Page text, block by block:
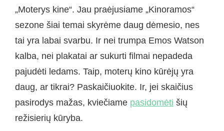
„Moterys kine“. Jau praėjusiame „Kinoramos“
sezone šiai temai skyrėme daug dėmesio, nes
tai yra labai svarbu. Ir nei trumpa Emos Watson
kalba, nei plakatai ar sukurti filmai nepadeda
pajudėti ledams. Taip, moterų kino kūrėjų yra
daug, ar tikrai? Paskaičiuokite. Ir, jei skaičius
pasirodys mažas, kviečiame pasidomėti šių
režisierių kūryba.